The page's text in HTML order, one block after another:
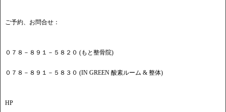
ご予約、お問合せ：
０７８－８９１－５８２０ (もと整骨院)
０７８－８９１－５８３０ (IN GREEN 酸素ルーム & 整体)
HP